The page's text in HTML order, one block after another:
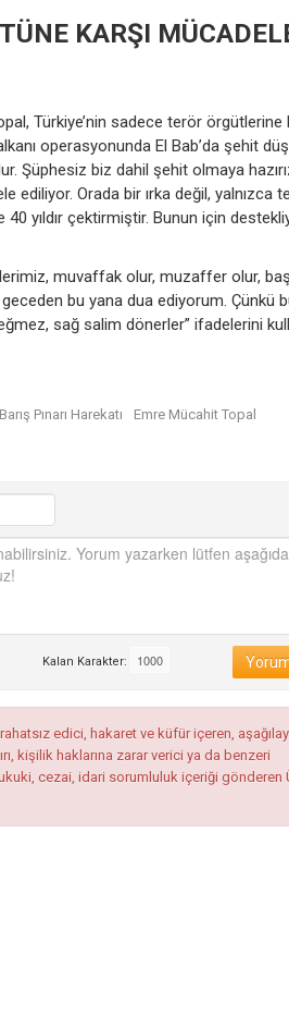
KARŞI
Türkiye’nin sadece terör örgütlerine
operasyonunda El Bab’da şehit
Şüphesiz biz dahil şehit olmaya
ediliyor. Orada bir ırka değil, yalnızca
yıldır çektirmiştir. Bunun için
muvaffak olur, muzaffer olur,
bu yana dua ediyorum. Çünkü
sağ salim dönerler” ifadelerini
Barış Pınarı Harekatı Emre Mücahit Topal
Kalan Karakter:
edici, hakaret ve küfür içeren,
kişilik haklarına zarar verici ya da benzeri
cezai, idari sorumluluk içeriği gönderen